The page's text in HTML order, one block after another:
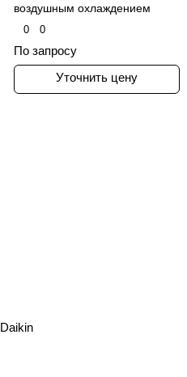
воздушным охлаждением
0 0
По запросу
Уточнить цену
Daikin